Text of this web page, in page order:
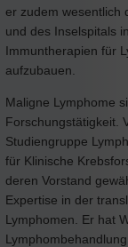
er zudem wesentlich
und des Inselspitals
Immuntherapien für
aufzubauen.
Maligne Lymphome
Forschungstätigkeit.
Studiengruppe
für Klinische
deren Vorstand
Expertise in der
Lymphomen. Er hat